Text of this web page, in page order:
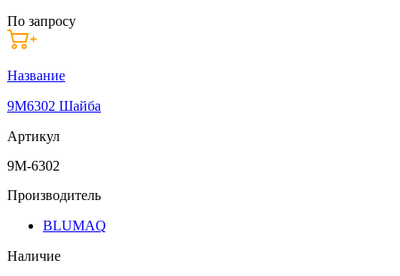
По запросу
Название
9M6302 Шайба
Артикул
9M-6302
Производитель
BLUMAQ
Наличие